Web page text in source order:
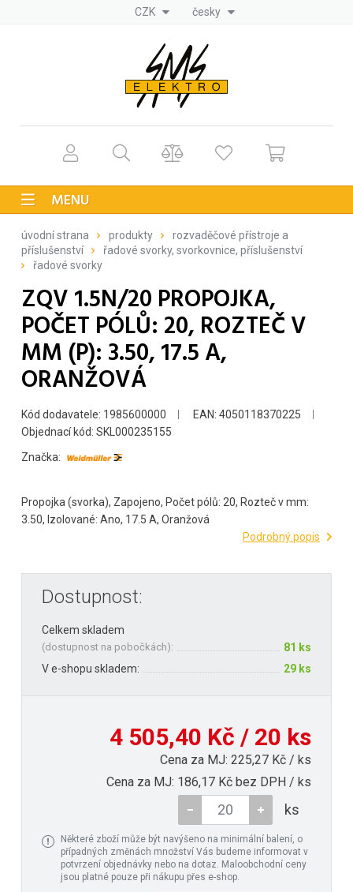
CZK česky
MENU
úvodní strana produkty
rozvaděčové přístroje a
příslušenství
řadové svorky, svorkovnice, příslušenství
řadové svorky
ZQV 1.5N/20 PROPOJKA,
POČET PÓLŮ: 20, ROZTEČ V
MM (P): 3.50, 17.5 A,
ORANŽOVÁ
Kód dodavatele: 1985600000
EAN: 4050118370225
Objednací kód: SKL000235155
Značka:
Propojka (svorka), Zapojeno, Počet pólů: 20, Rozteč v mm:
3.50, Izolované: Ano, 17.5 A, Oranžová
Podrobný popis
Dostupnost:
Celkem skladem
(dostupnost na pobočkách):
81 ks
V e-shopu skladem:
29 ks
4 505,40 Kč / 20 ks
Cena za MJ: 225,27 Kč / ks
Cena za MJ: 186,17 Kč bez DPH / ks
ks
Některé zboží může být navýšeno na minimální balení, o
případných změnách množství Vás budeme informovat v
potvrzení objednávky nebo na dotaz. Maloobchodní ceny
jsou platné pouze při nákupu přes e-shop.